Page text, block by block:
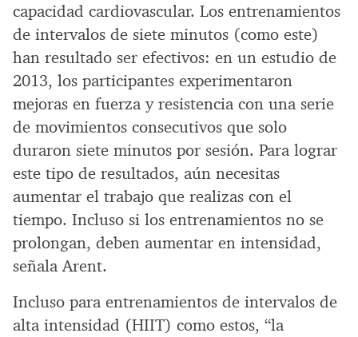
capacidad cardiovascular. Los entrenamientos
de intervalos de siete minutos (como este)
han resultado ser efectivos: en un estudio de
2013, los participantes experimentaron
mejoras en fuerza y resistencia con una serie
de movimientos consecutivos que solo
duraron siete minutos por sesión. Para lograr
este tipo de resultados, aún necesitas
aumentar el trabajo que realizas con el
tiempo. Incluso si los entrenamientos no se
prolongan, deben aumentar en intensidad,
señala Arent.
Incluso para entrenamientos de intervalos de
alta intensidad (HIIT) como estos, “la